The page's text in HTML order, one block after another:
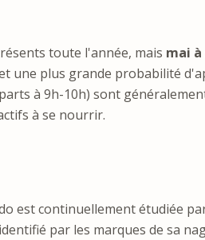
toute l'année, mais mai
une plus grande probabilité
à 9h-10h) sont
à se nourrir.
est continuellement étudiée
par les marques de sa